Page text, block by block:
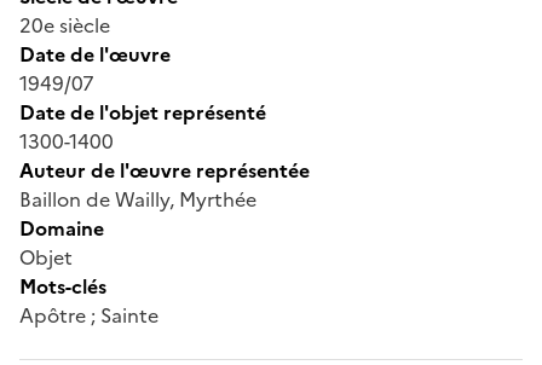
20e siècle
Date de l'œuvre
1949/07
Date de l'objet représenté
1300-1400
Auteur de l'œuvre représentée
Baillon de Wailly, Myrthée
Domaine
Objet
Mots-clés
Apôtre ; Sainte